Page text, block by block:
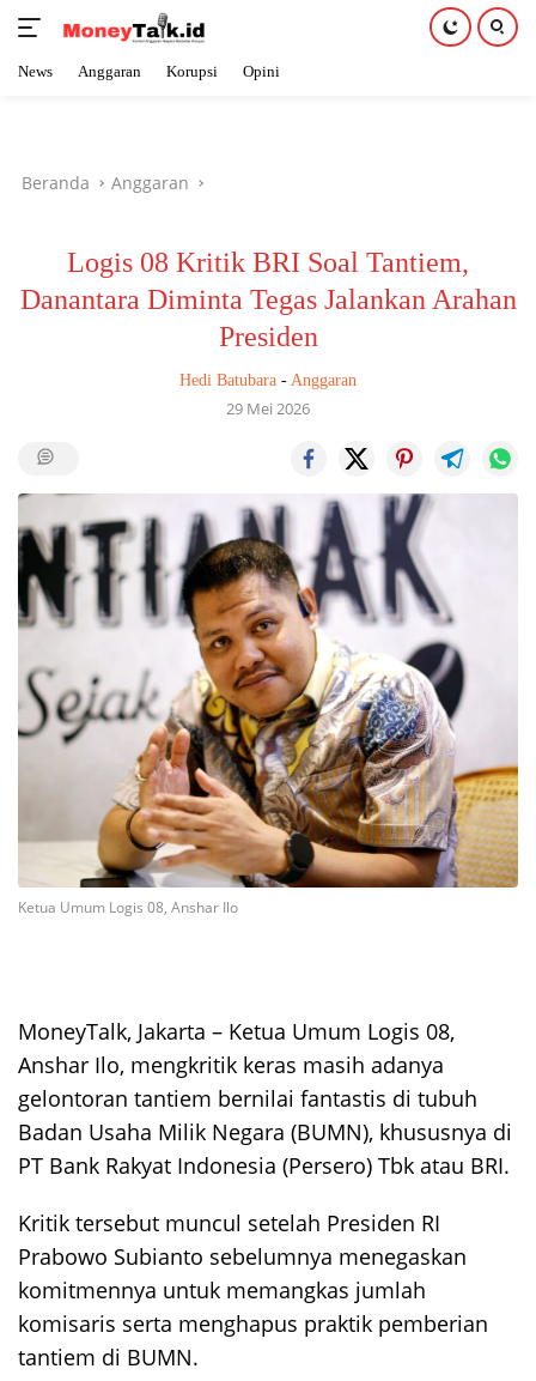
News Anggaran Korupsi Opini
Beranda Anggaran
Logis 08 Kritik BRI Soal Tantiem,
Danantara Diminta Tegas Jalankan Arahan
Presiden
Hedi Batubara - Anggaran
29 Mei 2026
Ketua Umum Logis 08, Anshar Ilo
MoneyTalk, Jakarta – Ketua Umum Logis 08,
Anshar Ilo, mengkritik keras masih adanya
gelontoran tantiem bernilai fantastis di tubuh
Badan Usaha Milik Negara (BUMN), khususnya di
PT Bank Rakyat Indonesia (Persero) Tbk atau BRI.
Kritik tersebut muncul setelah Presiden RI
Prabowo Subianto sebelumnya menegaskan
komitmennya untuk memangkas jumlah
komisaris serta menghapus praktik pemberian
tantiem di BUMN.